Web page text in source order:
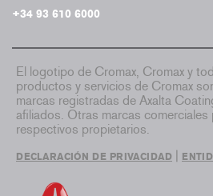
+34 93 610 6000
El logotipo de Cromax, Cromax y
productos y servicios de Cromax
marcas registradas de Axalta
afiliados. Otras marcas comerciales
respectivos propietarios.
DECLARACIÓN DE PRIVACIDAD